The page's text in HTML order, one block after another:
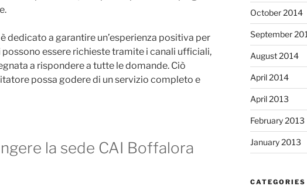
dedicato a garantire un’esperienza positiva per
essere richieste tramite i canali ufficiali,
a rispondere a tutte le domande. Ciò
possa godere di un servizio completo e
la sede CAI Boffalora
October 2014
September
August 2014
April 2014
April 2013
February 2013
January 2013
CATEGORIES